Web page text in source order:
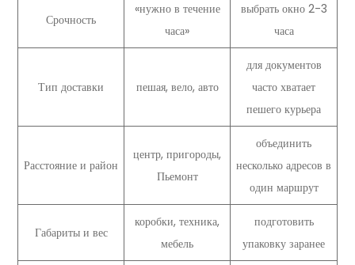
Срочность
«нужно в течение
часа»
выбрать окно 2-3
часа
Тип доставки пешая, вело, авто
для документов
часто хватает
пешего курьера
Расстояние и район
центр, пригороды,
Пьемонт
объединить
несколько адресов в
один маршрут
Габариты и вес
коробки, техника,
мебель
подготовить
упаковку заранее